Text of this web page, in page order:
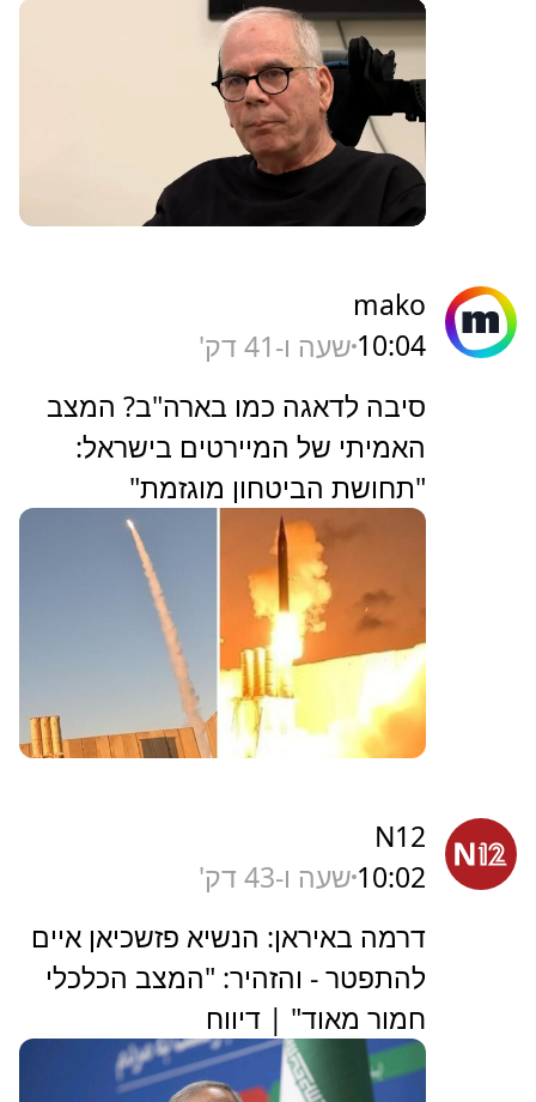
mako
10:04 שעה ו-41 דק'
סיבה לדאגה כמו בארה"ב? המצב
האמיתי של המיירטים בישראל:
"תחושת הביטחון מוגזמת"
N12
10:02 שעה ו-43 דק'
דרמה באיראן: הנשיא פזשכיאן איים
להתפטר - והזהיר: "המצב הכלכלי
חמור מאוד" | דיווח